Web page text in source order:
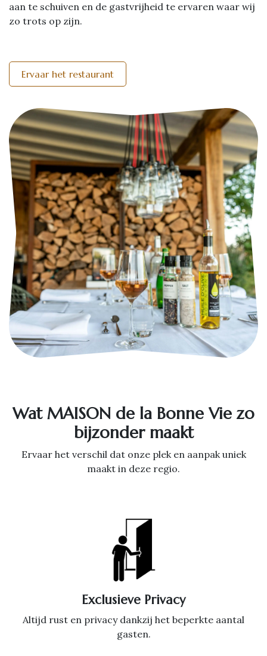
aan te schuiven en de gastvrijheid te ervaren waar wij
zo trots op zijn.
Ervaar het restaurant
Wat MAISON de la Bonne Vie zo
bijzonder maakt
Ervaar het verschil dat onze plek en aanpak uniek
maakt in deze regio.
Exclusieve Privacy
Altijd rust en privacy dankzij het beperkte aantal
gasten.